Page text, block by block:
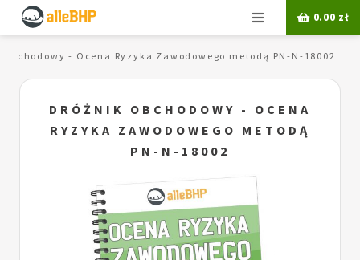
Menu 0.00 zł
obchodowy - Ocena Ryzyka Zawodowego metodą PN-N-18002
DRÓŻNIK OBCHODOWY - OCENA
RYZYKA ZAWODOWEGO METODĄ
PN-N-18002